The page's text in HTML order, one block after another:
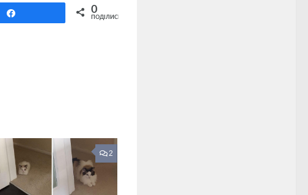
Share on Twitter 0
ПОДІЛИСЬ
2